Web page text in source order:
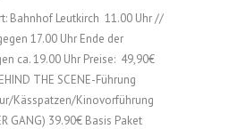
Bahnhof Leutkirch 11.00 Uhr //
17.00 Uhr Ende der
ca. 19.00 Uhr Preise: 49,90€
THE SCENE-Führung
Kässpatzen/Kinovorführung
GANG) 39.90€ Basis Paket